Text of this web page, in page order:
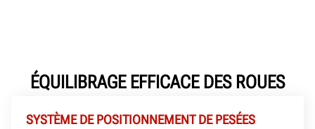
ÉQUILIBRAGE EFFICACE DES ROUES
SYSTÈME DE POSITIONNEMENT DE PESÉES